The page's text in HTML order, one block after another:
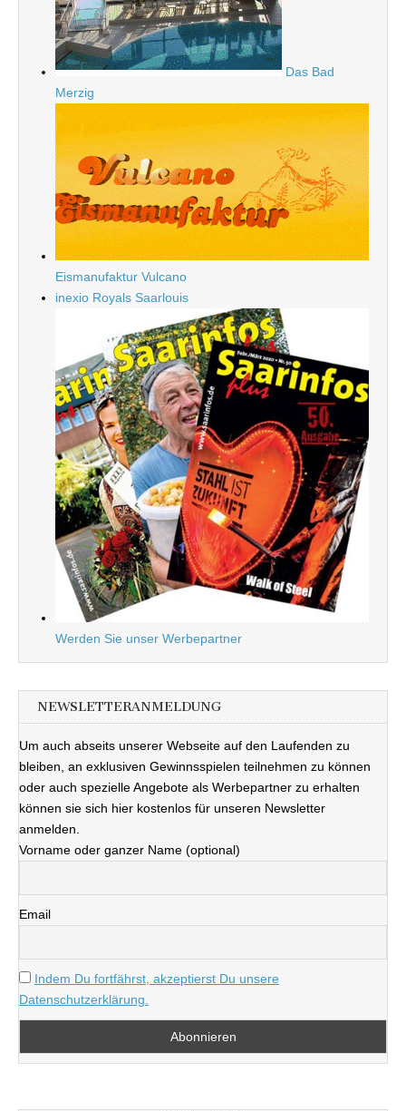
Das Bad
Merzig
Eismanufaktur Vulcano
inexio Royals Saarlouis
Werden Sie unser Werbepartner
NEWSLETTERANMELDUNG
Um auch abseits unserer Webseite auf den Laufenden zu
bleiben, an exklusiven Gewinnsspielen teilnehmen zu können
oder auch spezielle Angebote als Werbepartner zu erhalten
können sie sich hier kostenlos für unseren Newsletter
anmelden.
Vorname oder ganzer Name (optional)
Email
Indem Du fortfährst, akzeptierst Du unsere
Datenschutzerklärung.